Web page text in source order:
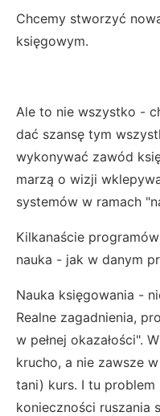
Chcemy stworzyć
księgowym.
Ale to nie wszystko -
dać szansę tym
wykonywać zawód
marzą o wizji
systemów w ramach
Kilkanaście
nauka - jak w danym
Nauka księgowania -
Realne zagadnienia,
w pełnej okazałości".
krucho, a nie zawsze
tani) kurs. I tu problem
konieczności ruszania